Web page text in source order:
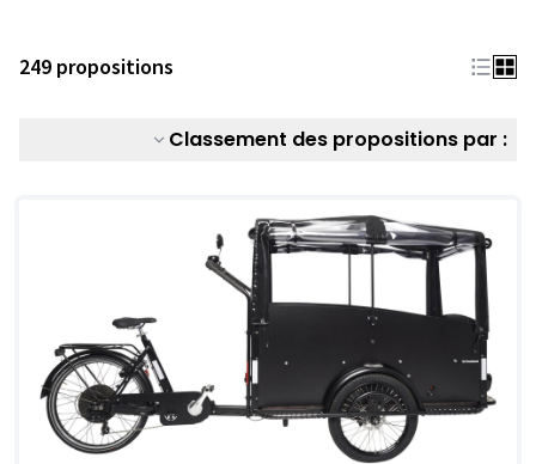
249 propositions
Classement des propositions par :